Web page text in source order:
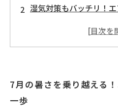
湿気対策もバッチリ！
エアコンメンテナンス
テクニック
7月の暑さを乗り越える
一歩